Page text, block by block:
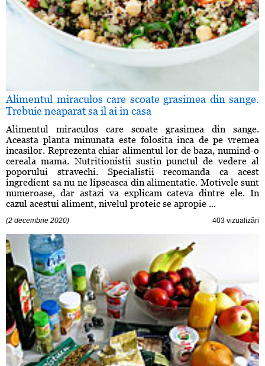
Alimentul miraculos care scoate grasimea din sange.
Trebuie neaparat sa il ai in casa
Alimentul miraculos care scoate grasimea din sange.
Aceasta planta minunata este folosita inca de pe vremea
incasilor. Reprezenta chiar alimentul lor de baza, numind-o
cereala mama. Nutritionistii sustin punctul de vedere al
poporului stravechi. Specialistii recomanda ca acest
ingredient sa nu ne lipseasca din alimentatie. Motivele sunt
numeroase, dar astazi va explicam cateva dintre ele. In
cazul acestui aliment, nivelul proteic se apropie ...
(2 decembrie 2020) 403 vizualizări